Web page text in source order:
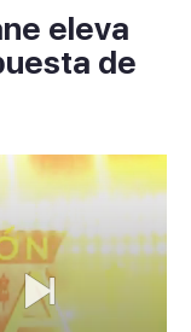
eleva
de